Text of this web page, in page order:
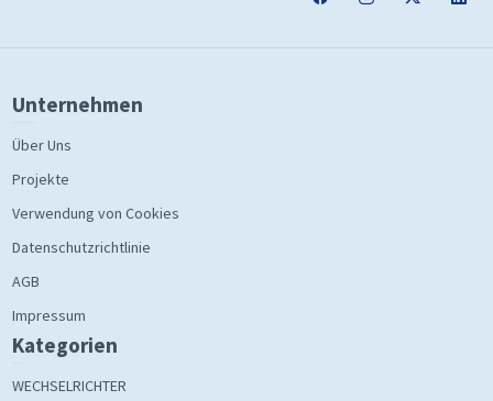
Unternehmen
Über Uns
Projekte
Verwendung von Cookies
Datenschutzrichtlinie
AGB
Impressum
Kategorien
WECHSELRICHTER